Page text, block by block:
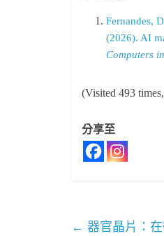
Fernandes,
(2026). AI
Computers
(Visited 493
分享至
← 器官晶片：